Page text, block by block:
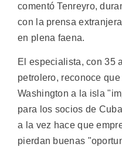
comentó Tenreyro,
con la prensa
en plena faena.
El especialista, con 35
petrolero, reconoce
Washington a la isla
para los socios de
a la vez hace que
pierdan buenas